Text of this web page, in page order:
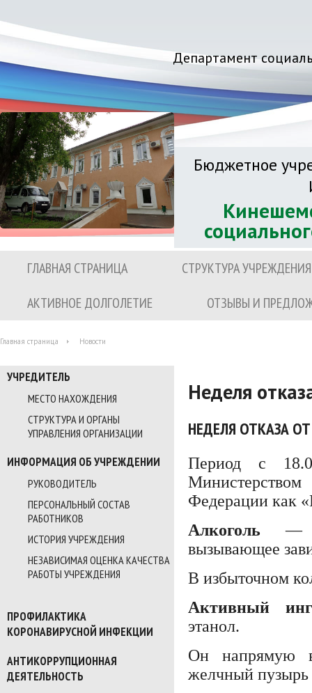
Департамент
Бюджетное
ГЛАВНАЯ СТРАНИЦА
СТРУКТУРА УЧРЕЖДЕНИЯ
АКТИВНОЕ ДОЛГОЛЕТИЕ
ОТЗЫВЫ И
Главная страница Новости
УЧРЕДИТЕЛЬ
МЕСТО НАХОЖДЕНИЯ
СТРУКТУРА И ОРГАНЫ
УПРАВЛЕНИЯ ОРГАНИЗАЦИИ
ИНФОРМАЦИЯ ОБ УЧРЕЖДЕНИИ
РУКОВОДИТЕЛЬ
ПЕРСОНАЛЬНЫЙ СОСТАВ
РАБОТНИКОВ
ИСТОРИЯ УЧРЕЖДЕНИЯ
НЕЗАВИСИМАЯ ОЦЕНКА КАЧЕСТВА
РАБОТЫ УЧРЕЖДЕНИЯ
ПРОФИЛАКТИКА
КОРОНАВИРУСНОЙ ИНФЕКЦИИ
АНТИКОРРУПЦИОННАЯ
ДЕЯТЕЛЬНОСТЬ
Неделя
НЕДЕЛЯ ОТКАЗА
Период с
Федерации как
Алкоголь —
вызывающее
В избыточном
Активный
этанол.
Он напрямую
желчный пузырь